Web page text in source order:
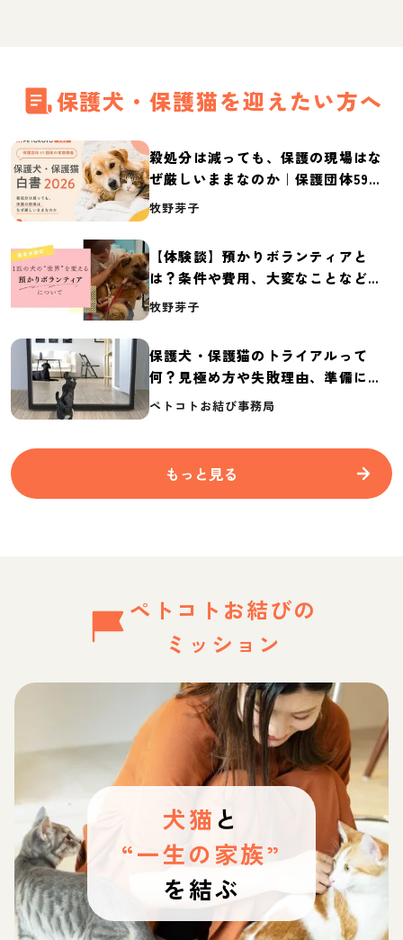
保護犬・保護猫を迎えたい方へ
殺処分は減っても、保護の現場はな
ぜ厳しいままなのか｜保護団体59団
体の実態調査【保護犬・保護猫白書
牧野芽子
【体験談】預かりボランティアと
は？条件や費用、大変なことなど紹
介
牧野芽子
保護犬・保護猫のトライアルって
何？見極め方や失敗理由、準備に必
要なものを紹介
ペトコトお結び事務局
もっと見る
ペトコトお結びの
ミッション
犬猫 と
“一生の家族”
を結ぶ